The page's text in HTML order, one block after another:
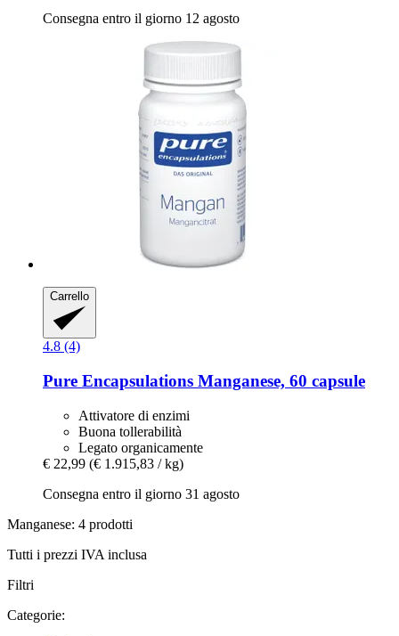
Consegna entro il giorno 12 agosto
Carrello
4.8 (4)
Pure Encapsulations Manganese, 60 capsule
Attivatore di enzimi
Buona tollerabilità
Legato organicamente
€ 22,99 (€ 1.915,83 / kg)
Consegna entro il giorno 31 agosto
Manganese: 4 prodotti
Tutti i prezzi IVA inclusa
Filtri
Categorie: